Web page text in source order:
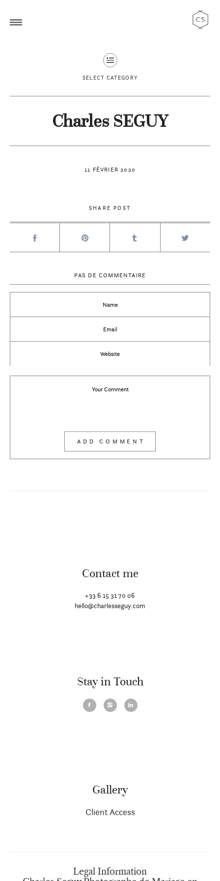
SELECT CATEGORY
11 FÉVRIER 2020
Charles SEGUY
SHARE POST
PAS DE COMMENTAIRE
Contact me
+33 6 15 31 70 06
hello@charlesseguy.com
Stay in Touch
Gallery
Client Access
Legal Information